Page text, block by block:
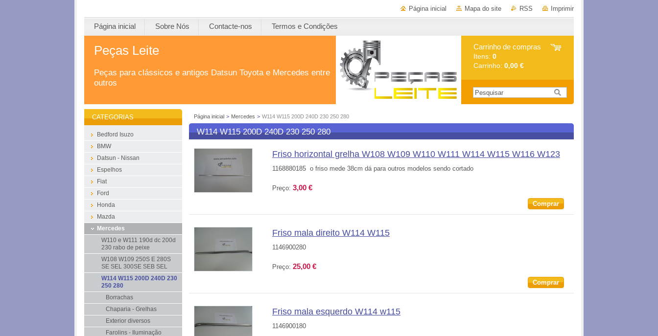
Página inicial Mapa do site RSS Imprimir
Página inicial Sobre Nós Contacte-nos Termos e Condições
Peças Leite
Peças para clássicos e antigos Datsun Toyota e Mercedes entre
outros
Carrinho de compras
Itens: 0
Carrinho: 0,00 €
Página inicial > Mercedes > W114 W115 200D 240D 230 250 280
W114 W115 200D 240D 230 250 280
Friso horizontal grelha W108 W109 W110 W111 W114 W115 W116 W123
1168880185 o friso mede 38cm dá para outros modelos sendo cortado
Preço: 3,00 €
Comprar
Friso mala direito W114 W115
1146900280
Preço: 25,00 €
Comprar
Friso mala esquerdo W114 w115
1146900180
CATEGORIAS
Bedford Isuzo
BMW
Datsun - Nissan
Espelhos
Fiat
Ford
Honda
Mazda
Mercedes
W110 e W111 190d dc 200d
230 rabo de peixe
W108 W109 250S E 280S
SE SEL 300SE SEB SEL
W114 W115 200D 240D 230
250 280
Borrachas
Chaparia - Grelhas
Exterior diversos
Farolins - Iluminação